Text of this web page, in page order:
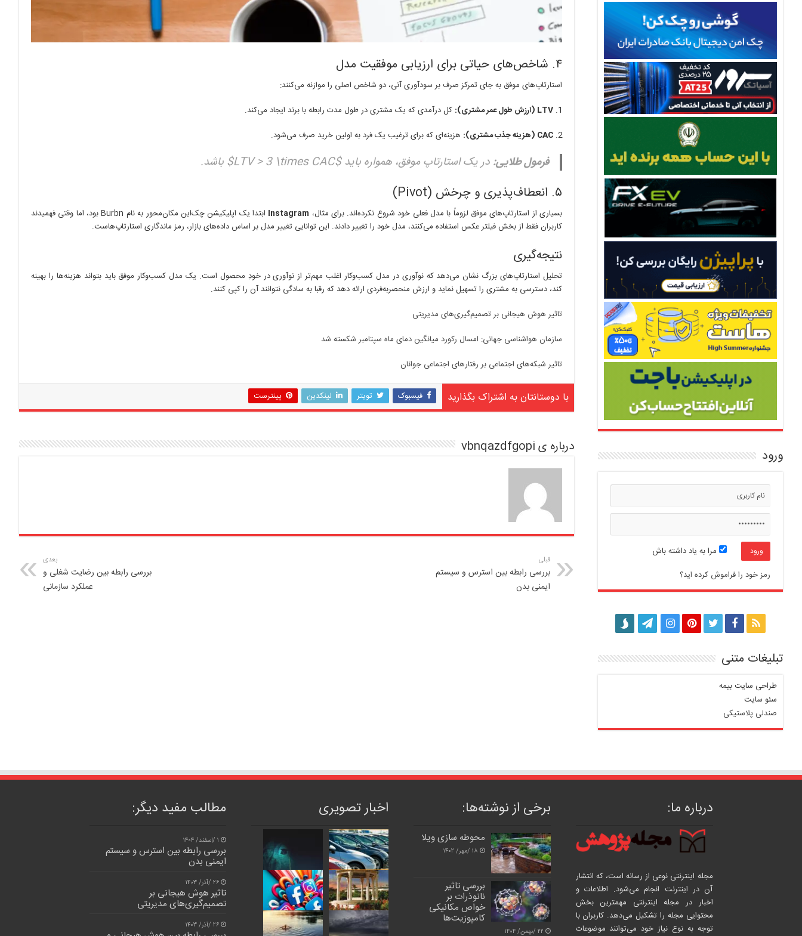
۴. شاخص‌های حیاتی برای ارزیابی موفقیت مدل
استارتاپ‌های موفق به جای تمرکز صرف بر سودآوری آنی، دو شاخص اصلی را موازنه می‌کنند:
LTV (ارزش طول عمر مشتری):
کل درآمدی که یک مشتری در طول مدت رابطه با برند ایجاد می‌کند.
CAC (هزینه جذب مشتری):
هزینه‌ای که برای ترغیب یک فرد به اولین خرید صرف می‌شود.
فرمول طلایی: در یک استارتاپ موفق، همواره باید$LTV > 3 \times CAC$ باشد.
۵. انعطاف‌پذیری و چرخش (Pivot)
بسیاری از استارتاپ‌های موفق لزوماً با مدل فعلی خود شروع نکرده‌اند. برای مثال، Instagram
ابتدا یک اپلیکیشن چک‌این مکان‌محور به نام Burbn بود، اما وقتی فهمیدند
کاربران فقط از بخش فیلتر عکس استفاده می‌کنند، مدل خود را تغییر دادند. این توانایی تغییر مدل بر اساس داده‌های بازار، رمز ماندگاری استارتاپ‌هاست.
نتیجه‌گیری
تحلیل استارتاپ‌های بزرگ نشان می‌دهد که نوآوری در مدل کسب‌وکار اغلب مهم‌تر از نوآوری در خودِ محصول است. یک مدل کسب‌وکار موفق باید بتواند هزینه‌ها را بهینه
کند، دسترسی به مشتری را تسهیل نماید و ارزش منحصربه‌فردی ارائه دهد که رقبا به سادگی نتوانند آن را کپی کنند.
تاثیر هوش هیجانی بر تصمیم‌گیری‌های مدیریتی
سازمان هواشناسی جهانی: امسال رکورد میانگین دمای ماه سپتامبر شکسته شد
تاثیر شبکه‌های اجتماعی بر رفتارهای اجتماعی جوانان
با دوستانتان به اشتراک بگذارید فیسبوک تویتر لینکدین پینترست
درباره ی vbnqazdfgopi
قبلی
بررسی رابطه بین استرس و سیستم
ایمنی بدن
بعدی
بررسی رابطه بین رضایت شغلی و
عملکرد سازمانی
ورود
مرا به یاد داشته باش
رمز خود را فراموش کرده اید؟
تبلیغات متنی
طراحی سایت بیمه
سئو سایت
صندلی پلاستیکی
درباره ما:
مجله اینترنتی نوعی از رسانه است، که انتشار
آن در اینترنت انجام می‌شود. اطلاعات و
اخبار در مجله اینترنتی مهمترین بخش
محتوایی مجله را تشکیل می‌دهد. کاربران با
توجه به نوع نیاز خود می‌توانند موضوعات
برخی از نوشته‌ها:
محوطه ‌سازی ویلا
۱۸ /مهر/ ۱۴۰۲
بررسی تاثیر
نانوذرات بر
خواص مکانیکی
کامپوزیت‌ها
۲۲ /بهمن/ ۱۴۰۴
اخبار تصویری مطالب مفید دیگر:
۱ /اسفند/ ۱۴۰۴
بررسی رابطه بین استرس و سیستم
ایمنی بدن
۲۶ /آذر/ ۱۴۰۳
تاثیر هوش هیجانی بر
تصمیم‌گیری‌های مدیریتی
۲۶ /آذر/ ۱۴۰۳